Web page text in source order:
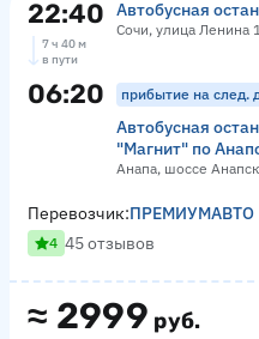
22:40 Автобусная
Сочи, улица Ленина
7 ч 40 м
в пути
06:20 прибытие на след.
Автобусная
"Магнит" по
Анапа, шоссе
≈ 2999 руб.
Перевозчик:ПРЕМИУМАВТО
4 45 отзывов